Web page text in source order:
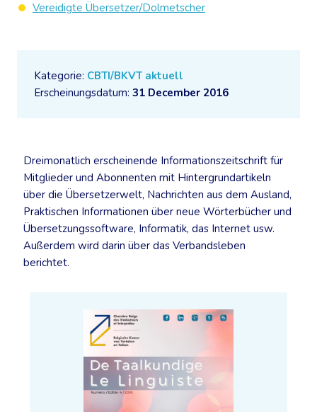
Kategorie: CBTI/BKVT aktuell
Erscheinungsdatum: 31 December 2016
Dreimonatlich erscheinende Informationszeitschrift für
Mitglieder und Abonnenten mit Hintergrundartikeln
über die Übersetzerwelt, Nachrichten aus dem Ausland,
Praktischen Informationen über neue Wörterbücher und
Übersetzungssoftware, Informatik, das Internet usw.
Außerdem wird darin über das Verbandsleben
berichtet.
Vereidigte Übersetzer/Dolmetscher